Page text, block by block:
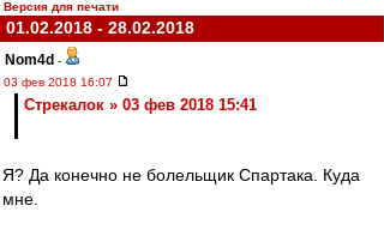
Версия для печати
01.02.2018 - 28.02.2018
Nom4d -
03 фев 2018 16:07
Стрекалок » 03 фев 2018 15:41
Я? Да конечно не болельщик Спартака. Куда
мне.